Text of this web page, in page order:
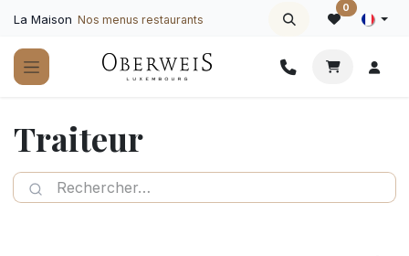
La Maison Nos menus restaurants
0
Traiteur